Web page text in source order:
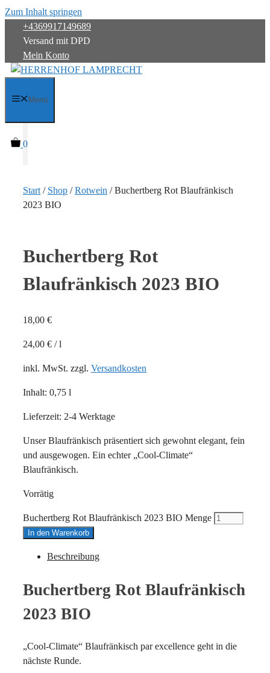
Zum Inhalt springen
+4369917149689
Versand mit DPD
Mein Konto
Menü
0
Start / Shop /Rotwein / Buchertberg Rot Blaufränkisch
2023 BIO
Buchertberg Rot
Blaufränkisch 2023 BIO
18,00 €
24,00 € /l
inkl. MwSt. zzgl. Versandkosten
Inhalt: 0,75 l
Lieferzeit: 2-4 Werktage
Unser Blaufränkisch präsentiert sich gewohnt elegant, fein
und ausgewogen. Ein echter „Cool-Climate“
Blaufränkisch.
Vorrätig
Buchertberg Rot Blaufränkisch 2023 BIO Menge
In den Warenkorb
Beschreibung
Buchertberg Rot Blaufränkisch
2023 BIO
„Cool-Climate“ Blaufränkisch par excellence geht in die
nächste Runde.